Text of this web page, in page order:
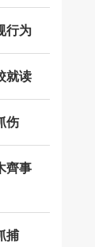
行为
就读
伤
齊事
捕